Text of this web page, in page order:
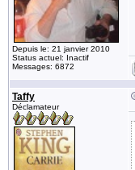
Depuis le: 21 janvier 2010
Status actuel: Inactif
Messages: 6872
Taffy
Déclamateur